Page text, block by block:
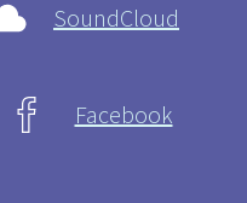
SoundCloud
Facebook